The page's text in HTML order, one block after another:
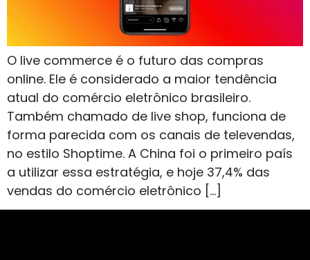
O live commerce é o futuro das compras
online. Ele é considerado a maior tendência
atual do comércio eletrônico brasileiro.
Também chamado de live shop, funciona de
forma parecida com os canais de televendas,
no estilo Shoptime. A China foi o primeiro país
a utilizar essa estratégia, e hoje 37,4% das
vendas do comércio eletrônico […]